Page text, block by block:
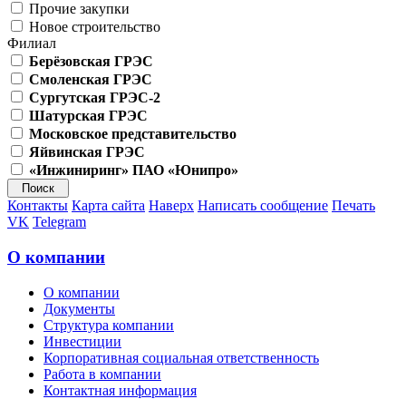
Прочие закупки
Новое строительство
Филиал
Берёзовская ГРЭС
Смоленская ГРЭС
Сургутская ГРЭС-2
Шатурская ГРЭС
Московское представительство
Яйвинская ГРЭС
«Инжиниринг» ПАО «Юнипро»
Контакты Карта сайта Наверх Написать сообщение Печать
VK Telegram
О компании
О компании
Документы
Структура компании
Инвестиции
Корпоративная социальная ответственность
Работа в компании
Контактная информация